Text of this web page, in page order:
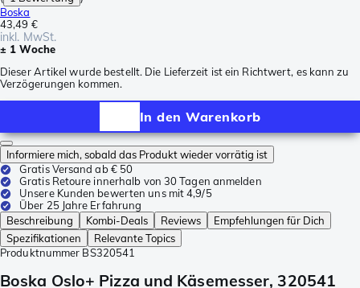
Boska
43,49 €
inkl. MwSt.
± 1 Woche
Dieser Artikel wurde bestellt. Die Lieferzeit ist ein Richtwert, es kann zu
Verzögerungen kommen.
In den Warenkorb
Informiere mich, sobald das Produkt wieder vorrätig ist
Gratis Versand ab € 50
Gratis Retoure innerhalb von 30 Tagen anmelden
Unsere Kunden bewerten uns mit 4,9/5
Über 25 Jahre Erfahrung
Beschreibung
Kombi-Deals Reviews
Empfehlungen für Dich
Spezifikationen
Relevante Topics
Produktnummer BS320541
Boska Oslo+ Pizza und Käsemesser, 320541